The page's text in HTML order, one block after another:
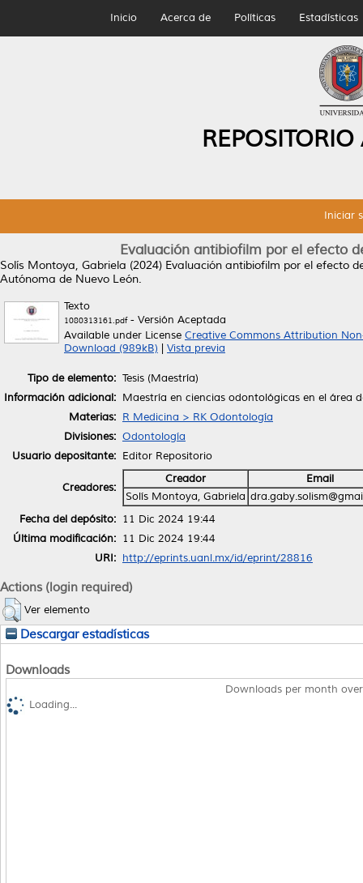
Inicio Acerca de Políticas Estadísticas
Iniciar
Evaluación antibiofilm por el efecto
Solís Montoya, Gabriela (2024) Evaluación antibiofilm por el efecto
Autónoma de Nuevo León.
Texto
1080313161.pdf- Versión Aceptada
Available under License Creative Commons Attribution
Download (989kB)
Vista previa
Tipo de elemento: Tesis (Maestría)
Información adicional: Maestría en ciencias odontológicas en el área
Materias: R Medicina > RK Odontología
Divisiones: Odontología
Usuario depositante: Editor Repositorio
Creadores:
Creador
Email
Solís Montoya, Gabriela
Fecha del depósito: 11 Dic 2024 19:44
Última modificación: 11 Dic 2024 19:44
URI: http://eprints.uanl.mx/id/eprint/28816
Actions (login required)
Ver elemento
Descargar estadísticas
Downloads
Downloads per month
Loading...